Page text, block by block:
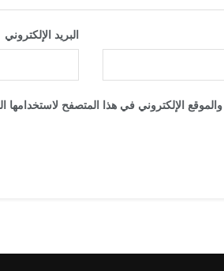
البريد الإلكتروني
الإلكتروني في هذا المتصفح لاستخدامها